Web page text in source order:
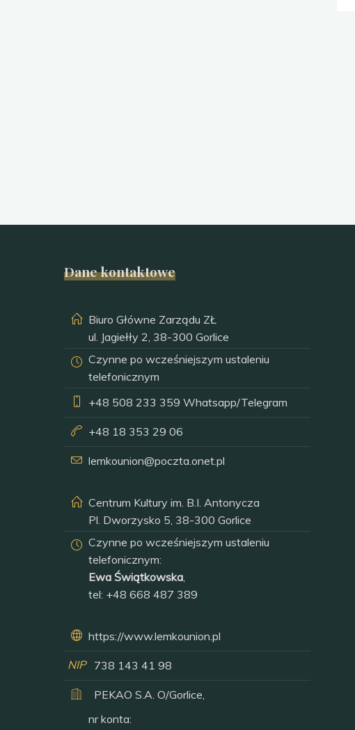
Dane kontaktowe
Biuro Główne Zarządu ZŁ
ul. Jagiełły 2, 38-300 Gorlice
Czynne po wcześniejszym ustaleniu
telefonicznym
+48 508 233 359 Whatsapp/Telegram
+48 18 353 29 06
lemkounion@poczta.onet.pl
Centrum Kultury im. B.I. Antonycza
Pl. Dworzysko 5, 38-300 Gorlice
Czynne po wcześniejszym ustaleniu
telefonicznym:
Ewa Świątkowska,
tel: +48 668 487 389
https://www.lemkounion.pl
NIP 738 143 41 98
PEKAO S.A. O/Gorlice,
nr konta: